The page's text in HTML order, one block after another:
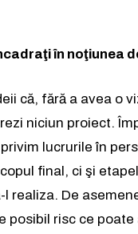
în noţiunea
că, fără a avea o
niciun proiect.
lucrurile în
final, ci şi
realiza. De
posibil risc ce poate